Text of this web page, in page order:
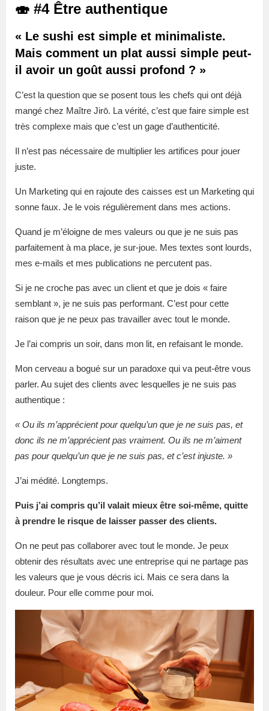
🍣 #4 Être authentique
« Le sushi est simple et minimaliste.
Mais comment un plat aussi simple peut-
il avoir un goût aussi profond ? »
C’est la question que se posent tous les chefs qui ont déjà
mangé chez Maître Jirō. La vérité, c’est que faire simple est
très complexe mais que c’est un gage d’authenticité.
Il n’est pas nécessaire de multiplier les artifices pour jouer
juste.
Un Marketing qui en rajoute des caisses est un Marketing qui
sonne faux. Je le vois régulièrement dans mes actions.
Quand je m’éloigne de mes valeurs ou que je ne suis pas
parfaitement à ma place, je sur-joue. Mes textes sont lourds,
mes e-mails et mes publications ne percutent pas.
Si je ne croche pas avec un client et que je dois « faire
semblant », je ne suis pas performant. C’est pour cette
raison que je ne peux pas travailler avec tout le monde.
Je l’ai compris un soir, dans mon lit, en refaisant le monde.
Mon cerveau a bogué sur un paradoxe qui va peut-être vous
parler. Au sujet des clients avec lesquelles je ne suis pas
authentique :
« Ou ils m’apprécient pour quelqu’un que je ne suis pas, et
donc ils ne m’apprécient pas vraiment. Ou ils ne m’aiment
pas pour quelqu’un que je ne suis pas, et c’est injuste. »
J’ai médité. Longtemps.
Puis j’ai compris qu’il valait mieux être soi-même, quitte
à prendre le risque de laisser passer des clients.
On ne peut pas collaborer avec tout le monde. Je peux
obtenir des résultats avec une entreprise qui ne partage pas
les valeurs que je vous décris ici. Mais ce sera dans la
douleur. Pour elle comme pour moi.